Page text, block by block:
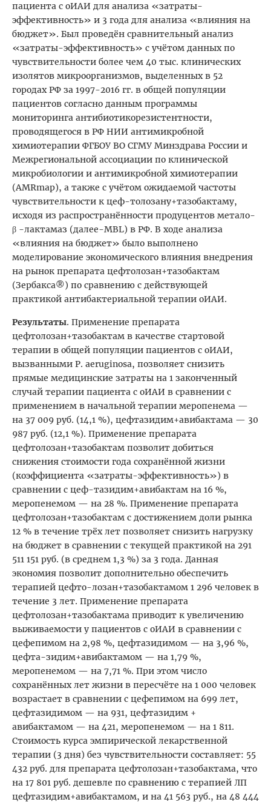
пациента с оИАИ для анализа «затраты-
эффективность» и 3 года для анализа «влияния на
бюджет». Был проведён сравнительный анализ
«затраты-эффективность» с учётом данных по
чувствительности более чем 40 тыс. клинических
изолятов микроорганизмов, выделенных в 52
городах РФ за 1997-2016 гг. в общей популяции
пациентов согласно данным программы
мониторинга антибиотикорезистентности,
проводящегося в РФ НИИ антимикробной
химиотерапии ФГБОУ ВО СГМУ Минздрава России и
Межрегиональной ассоциации по клинической
микробиологии и антимикробной химиотерапии
(AMRmap), а также с учётом ожидаемой частоты
чувствительности к цеф-толозану+тазобактаму,
исходя из распространённости продуцентов метало-
β -лактамаз (далее-MBL) в РФ. В ходе анализа
«влияния на бюджет» было выполнено
моделирование экономического влияния внедрения
на рынок препарата цефтолозан+тазобактам
(Зербакса®) по сравнению с действующей
практикой антибактериальной терапии оИАИ.
Результаты. Применение препарата
цефтолозан+тазобактам в качестве стартовой
терапии в общей популяции пациентов с оИАИ,
вызванными P. aeruginosa, позволяет снизить
прямые медицинские затраты на 1 законченный
случай терапии пациента с оИАИ в сравнении с
применением в начальной терапии меропенема —
на 37 009 руб. (14,1 %), цефтазидим+авибактама — 30
987 руб. (12,1 %). Применение препарата
цефтолозан+тазобактам позволит добиться
снижения стоимости года сохранённой жизни
(коэффициента «затраты-эффективность») в
сравнении с цеф-тазидим+авибактам на 16 %,
меропенемом — на 28 %. Применение препарата
цефтолозан+тазобактам с достижением доли рынка
12 % в течение трёх лет позволяет снизить нагрузку
на бюджет в сравнении с текущей практикой на 291
511 151 руб. (в среднем 1,3 %) за 3 года. Данная
экономия позволит дополнительно обеспечить
терапией цефто-лозан+тазобактамом 1 296 человек в
течение 3 лет. Применение препарата
цефтолозан+тазобактама приводит к увеличению
выживаемости у пациентов с оИАИ в сравнении с
цефепимом на 2,98 %, цефтазидимом — на 3,96 %,
цефта-зидим+авибактамом — на 1,79 %,
меропенемом — на 7,71 %. При этом число
сохранённых лет жизни в пересчёте на 1 000 человек
возрастает в сравнении с цефепимом на 699 лет,
цефтазидимом — на 931, цефтазидим +
авибактамом — на 421, меропенемом — на 1 811.
Стоимость курса эмпирической лекарственной
терапии (3 дня) без чувствительности составляет: 55
432 руб. для препарата цефтолозан+тазобактама, что
на 17 801 руб. дешевле по сравнению с терапией ЛП
цефтазидим+авибактамом, и на 41 563 руб., на 48 444